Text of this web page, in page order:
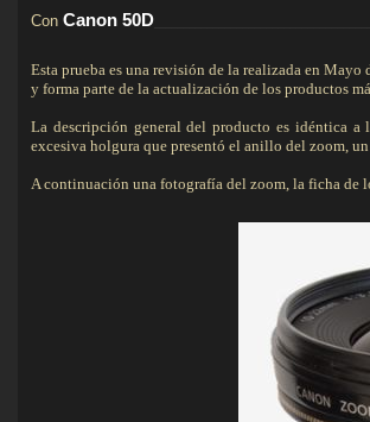
Con Canon 50D
Esta prueba es una revisión de la realizada en
y forma parte de la actualización de los productos
La descripción general del producto es idéntica a
excesiva holgura que presentó el anillo del zoom,
A continuación una fotografía del zoom, la ficha de